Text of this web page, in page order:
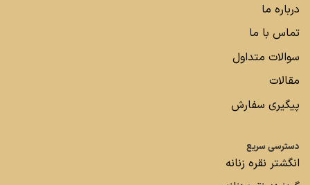
درباره ما
تماس با ما
سوالات متداول
مقالات
پیگیری سفارش
دسترسی سریع
انگشتر نقره زنانه